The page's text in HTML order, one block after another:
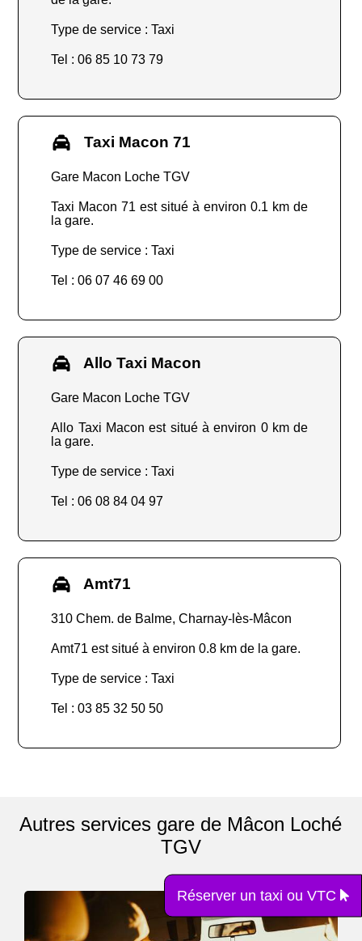
Type de service : Taxi
Tel : 06 85 10 73 79
Taxi Macon 71
Gare Macon Loche TGV
Taxi Macon 71 est situé à environ 0.1 km de
la gare.
Type de service : Taxi
Tel : 06 07 46 69 00
Allo Taxi Macon
Gare Macon Loche TGV
Allo Taxi Macon est situé à environ 0 km de
la gare.
Type de service : Taxi
Tel : 06 08 84 04 97
Amt71
310 Chem. de Balme, Charnay-lès-Mâcon
Amt71 est situé à environ 0.8 km de la gare.
Type de service : Taxi
Tel : 03 85 32 50 50
Autres services gare de Mâcon Loché
TGV
Réserver un taxi ou VTC